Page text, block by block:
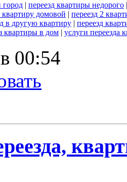
город | переезд квартиры недорого
домовой | переезд 2
в другую квартиру | переезд
квартиры в дом | услуги переезда
00:54